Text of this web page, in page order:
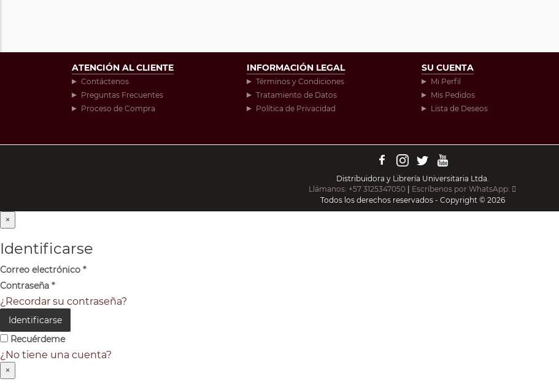
ATENCIÓN AL CLIENTE
Contáctenos
Preguntas Frecuentes
Proceso de Compra
INFORMACIÓN LEGAL
Términos y Condiciones
Tratamiento de Datos
Política de Privacidad
SU CUENTA
Mi Perfil
Mis Pedidos
Lista de Deseos
Distribuidora y Librería Universitaria Ltda.
Llámanos: +57 3125347050
Escríbenos por WhatsApp:
Todos los derechos reservados - Copyright © 2026
×
Identificarse
Correo electrónico *
Contraseña *
¿Recordar su contraseña?
Identificarse
Recuérdeme
¿No tiene una cuenta?
×